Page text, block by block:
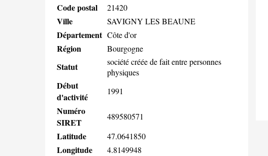
Code postal 21420
Ville SAVIGNY LES BEAUNE
Département Côte d'or
Région Bourgogne
Statut
société créée de fait entre personnes
physiques
Début
d'activité
1991
Numéro
SIRET
489580571
Latitude 47.0641850
Longitude 4.8149948